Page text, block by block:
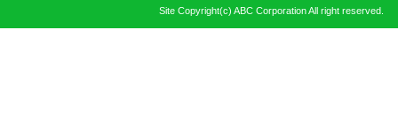
Site Copyright(c) ABC Corporation All right reserved.